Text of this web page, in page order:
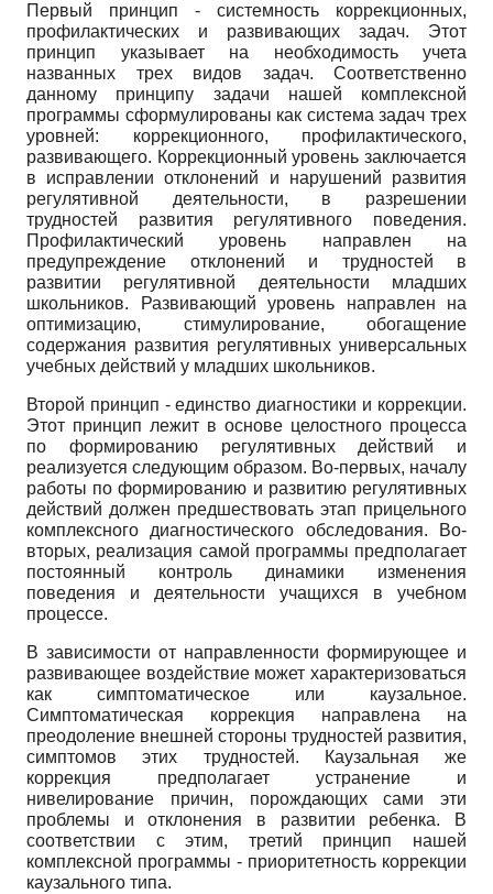
Первый принцип - системность коррекционных,
профилактических и развивающих задач. Этот
принцип указывает на необходимость учета
названных трех видов задач. Соответственно
данному принципу задачи нашей комплексной
программы сформулированы как система задач трех
уровней: коррекционного, профилактического,
развивающего. Коррекционный уровень заключается
в исправлении отклонений и нарушений развития
регулятивной деятельности, в разрешении
трудностей развития регулятивного поведения.
Профилактический уровень направлен на
предупреждение отклонений и трудностей в
развитии регулятивной деятельности младших
школьников. Развивающий уровень направлен на
оптимизацию, стимулирование, обогащение
содержания развития регулятивных универсальных
учебных действий у младших школьников.
Второй принцип - единство диагностики и коррекции.
Этот принцип лежит в основе целостного процесса
по формированию регулятивных действий и
реализуется следующим образом. Во-первых, началу
работы по формированию и развитию регулятивных
действий должен предшествовать этап прицельного
комплексного диагностического обследования. Во-
вторых, реализация самой программы предполагает
постоянный контроль динамики изменения
поведения и деятельности учащихся в учебном
процессе.
В зависимости от направленности формирующее и
развивающее воздействие может характеризоваться
как симптоматическое или каузальное.
Симптоматическая коррекция направлена на
преодоление внешней стороны трудностей развития,
симптомов этих трудностей. Каузальная же
коррекция предполагает устранение и
нивелирование причин, порождающих сами эти
проблемы и отклонения в развитии ребенка. В
соответствии с этим, третий принцип нашей
комплексной программы - приоритетность коррекции
каузального типа.